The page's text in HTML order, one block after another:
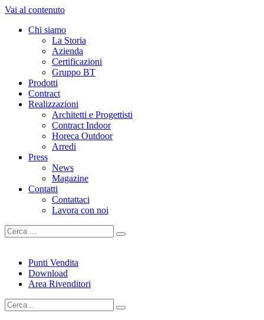
Vai al contenuto
Chi siamo
La Storia
Azienda
Certificazioni
Gruppo BT
Prodotti
Contract
Realizzazioni
Architetti e Progettisti
Contract Indoor
Horeca Outdoor
Arredi
Press
News
Magazine
Contatti
Contattaci
Lavora con noi
Punti Vendita
Download
Area Rivenditori